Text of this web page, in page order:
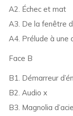
A2. Échec et mat
A3. De la fenêtre
A4. Prélude à une
Face B
B1. Démarreur
B2. Audio x
B3. Magnolia